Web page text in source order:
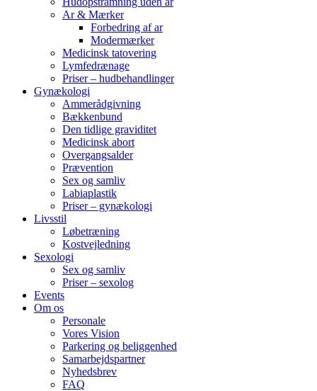
Ar & Mærker
Forbedring af ar
Modermærker
Medicinsk tatovering
Lymfedrænage
Priser – hudbehandlinger
Gynækologi
Ammerådgivning
Bækkenbund
Den tidlige graviditet
Medicinsk abort
Overgangsalder
Prævention
Sex og samliv
Labiaplastik
Priser – gynækologi
Livsstil
Løbetræning
Kostvejledning
Sexologi
Sex og samliv
Priser – sexolog
Events
Om os
Personale
Vores Vision
Parkering og beliggenhed
Samarbejdspartner
Nyhedsbrev
FAQ